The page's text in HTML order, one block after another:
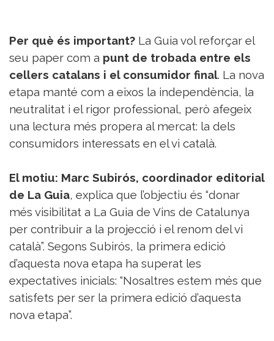
Per què és important? La Guia vol reforçar el
seu paper com a punt de trobada entre els
cellers catalans i el consumidor final. La nova
etapa manté com a eixos la independència, la
neutralitat i el rigor professional, però afegeix
una lectura més propera al mercat: la dels
consumidors interessats en el vi català.
El motiu: Marc Subirós, coordinador editorial
de La Guia, explica que l’objectiu és “donar
més visibilitat a La Guia de Vins de Catalunya
per contribuir a la projecció i el renom del vi
català”. Segons Subirós, la primera edició
d’aquesta nova etapa ha superat les
expectatives inicials: “Nosaltres estem més que
satisfets per ser la primera edició d’aquesta
nova etapa”.